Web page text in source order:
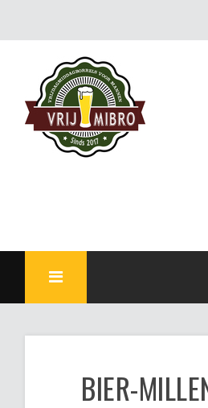
BIER-